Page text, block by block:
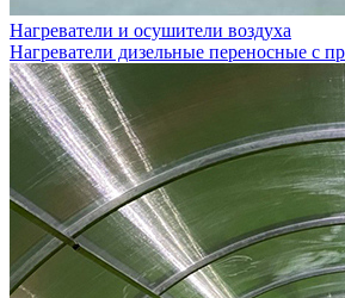
Нагреватели и осушители воздуха
Нагреватели дизельные переносные с